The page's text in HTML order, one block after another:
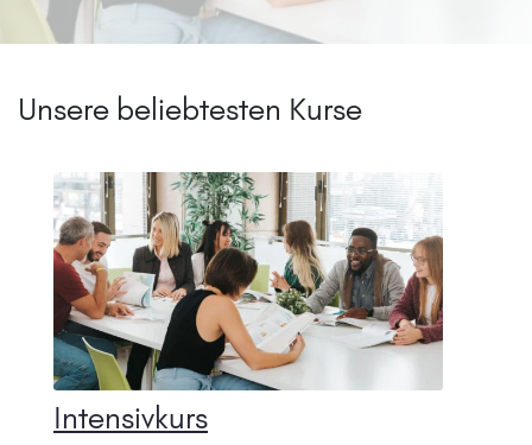
Unsere beliebtesten Kurse
Intensivkurs